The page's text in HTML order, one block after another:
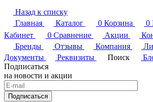
Назад к списку
Главная
Каталог 0 Корзина 0
Кабинет
0 Сравнение Акции
Бренды
Отзывы Компания
Документы
Реквизиты Поиск
Подписаться
на новости и акции
Подписаться